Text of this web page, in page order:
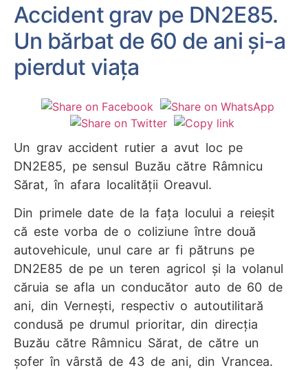
Accident grav pe DN2E85.
Un bărbat de 60 de ani și-a
pierdut viața
Un grav accident rutier a avut loc pe
DN2E85, pe sensul Buzău către Râmnicu
Sărat, în afara localității Oreavul.
Din primele date de la fața locului a reieșit
că este vorba de o coliziune între două
autovehicule, unul care ar fi pătruns pe
DN2E85 de pe un teren agricol și la volanul
căruia se afla un conducător auto de 60 de
ani, din Vernești, respectiv o autoutilitară
condusă pe drumul prioritar, din direcția
Buzău către Râmnicu Sărat, de către un
șofer în vârstă de 43 de ani, din Vrancea.